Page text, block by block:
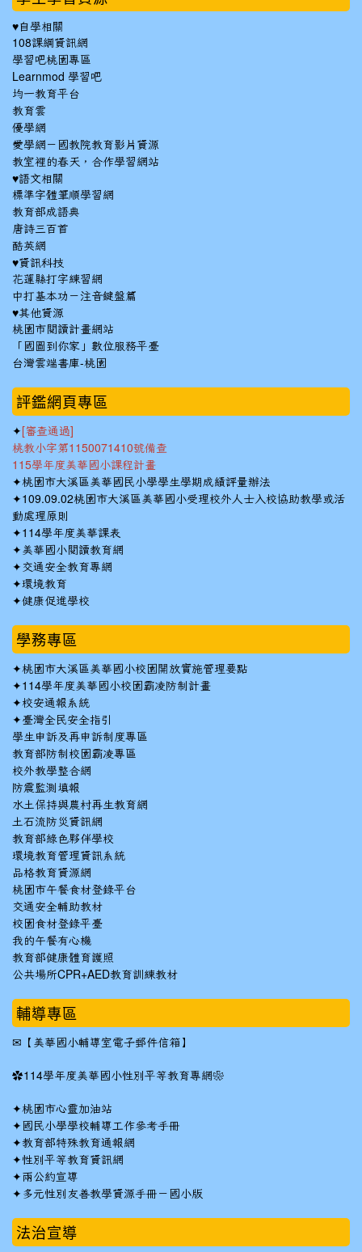
♥自學相關
108課綱資訊網
學習吧桃園專區
Learnmod 學習吧
均一教育平台
教育雲
優學網
愛學網－國教院教育影片資源
教室裡的春天，合作學習網站
♥語文相關
標準字體筆順學習網
教育部成語典
唐詩三百首
酷英網
♥資訊科技
花蓮縣打字練習網
中打基本功－注音鍵盤篇
♥其他資源
桃園市閱讀計畫網站
「國圖到你家」數位服務平臺
台灣雲端書庫-桃園
::: 評鑑網頁專區
✦ [審查通過]
桃教小字第1150071410號備查
115學年度美華國小課程計畫
✦桃園市大溪區美華國民小學學生學期成績評量辦法
✦109.09.02桃園市大溪區美華國小受理校外人士入校協助教學或活
動處理原則
✦114學年度美華課表
✦美華國小閱讀教育網
✦ 交通安全教育專網
✦環境教育
✦健康促進學校
學務專區
✦桃園市大溪區美華國小校園開放實施管理要點
✦114學年度美華國小校園霸凌防制計畫
✦校安通報系統
✦臺灣全民安全指引
學生申訴及再申訴制度專區
教育部防制校園霸凌專區
校外教學整合網
防震監測填報
水土保持與農村再生教育網
土石流防災資訊網
教育部綠色夥伴學校
環境教育管理資訊系統
品格教育資源網
桃園市午餐食材登錄平台
交通安全輔助教材
校園食材登錄平臺
我的午餐有心機
教育部健康體育護照
公共場所CPR+AED教育訓練教材
輔導專區
✉ 【美華國小輔導室電子郵件信箱】
✿114學年度美華國小性別平等教育專網❀
✦桃園市心靈加油站
✦ 國民小學學校輔導工作參考手冊
✦教育部特殊教育通報網
✦性別平等教育資訊網
✦兩公約宣導
✦ 多元性別友善教學資源手冊－國小版
法治宣導